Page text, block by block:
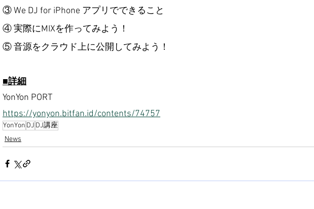
③ We DJ for iPhone アプリでできること
④ 実際にMIXを作ってみよう！
⑤ 音源をクラウド上に公開してみよう！
■詳細
YonYon PORT
https://yonyon.bitfan.id/contents/74757
YonYon DJ DJ講座
News